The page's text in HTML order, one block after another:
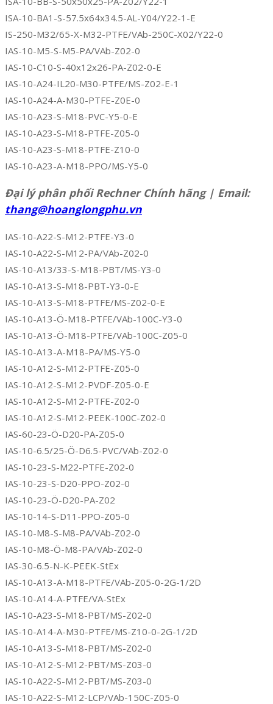
ISA-10-BA1-S-57.5x64x34.5-AL-Y04/Y22-1-E
IS-250-M32/65-X-M32-PTFE/VAb-250C-X02/Y22-0
IAS-10-M5-S-M5-PA/VAb-Z02-0
IAS-10-C10-S-40x12x26-PA-Z02-0-E
IAS-10-A24-IL20-M30-PTFE/MS-Z02-E-1
IAS-10-A24-A-M30-PTFE-Z0E-0
IAS-10-A23-S-M18-PVC-Y5-0-E
IAS-10-A23-S-M18-PTFE-Z05-0
IAS-10-A23-S-M18-PTFE-Z10-0
IAS-10-A23-A-M18-PPO/MS-Y5-0
Đại lý phân phối Rechner Chính hãng | Email:
thang@hoanglongphu.vn
IAS-10-A22-S-M12-PTFE-Y3-0
IAS-10-A22-S-M12-PA/VAb-Z02-0
IAS-10-A13/33-S-M18-PBT/MS-Y3-0
IAS-10-A13-S-M18-PBT-Y3-0-E
IAS-10-A13-S-M18-PTFE/MS-Z02-0-E
IAS-10-A13-Ö-M18-PTFE/VAb-100C-Y3-0
IAS-10-A13-Ö-M18-PTFE/VAb-100C-Z05-0
IAS-10-A13-A-M18-PA/MS-Y5-0
IAS-10-A12-S-M12-PTFE-Z05-0
IAS-10-A12-S-M12-PVDF-Z05-0-E
IAS-10-A12-S-M12-PTFE-Z02-0
IAS-10-A12-S-M12-PEEK-100C-Z02-0
IAS-60-23-Ö-D20-PA-Z05-0
IAS-10-6.5/25-Ö-D6.5-PVC/VAb-Z02-0
IAS-10-23-S-M22-PTFE-Z02-0
IAS-10-23-S-D20-PPO-Z02-0
IAS-10-23-Ö-D20-PA-Z02
IAS-10-14-S-D11-PPO-Z05-0
IAS-10-M8-S-M8-PA/VAb-Z02-0
IAS-10-M8-Ö-M8-PA/VAb-Z02-0
IAS-30-6.5-N-K-PEEK-StEx
IAS-10-A13-A-M18-PTFE/VAb-Z05-0-2G-1/2D
IAS-10-A14-A-PTFE/VA-StEx
IAS-10-A23-S-M18-PBT/MS-Z02-0
IAS-10-A14-A-M30-PTFE/MS-Z10-0-2G-1/2D
IAS-10-A13-S-M18-PBT/MS-Z02-0
IAS-10-A12-S-M12-PBT/MS-Z03-0
IAS-10-A22-S-M12-PBT/MS-Z03-0
IAS-10-A22-S-M12-LCP/VAb-150C-Z05-0